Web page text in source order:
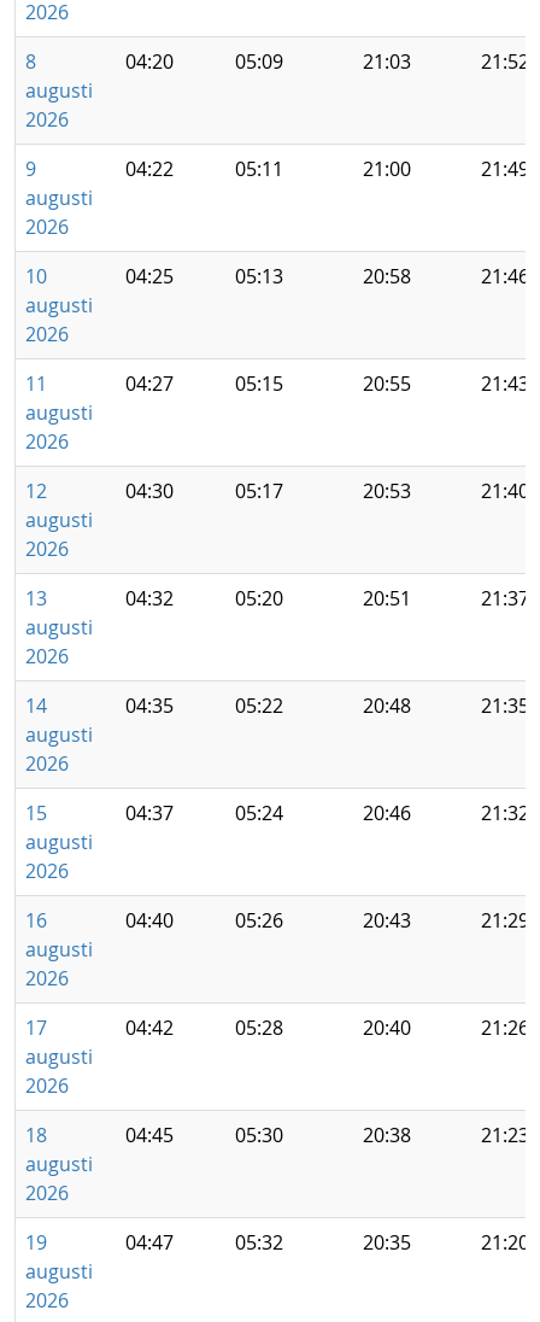
2026
8
augusti
2026
04:20 05:09 21:03 21:52
9
augusti
2026
04:22 05:11 21:00 21:49
10
augusti
2026
04:25 05:13 20:58 21:46
11
augusti
2026
04:27 05:15 20:55 21:43
12
augusti
2026
04:30 05:17 20:53 21:40
13
augusti
2026
04:32 05:20 20:51 21:37
14
augusti
2026
04:35 05:22 20:48 21:35
15
augusti
2026
04:37 05:24 20:46 21:32
16
augusti
2026
04:40 05:26 20:43 21:29
17
augusti
2026
04:42 05:28 20:40 21:26
18
augusti
2026
04:45 05:30 20:38 21:23
19
augusti
2026
04:47 05:32 20:35 21:20